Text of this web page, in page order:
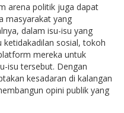
arena politik juga dapat
masyarakat yang
dalam isu-isu yang
ketidakadilan sosial, tokoh
mereka untuk
isu tersebut. Dengan
kesadaran di kalangan
opini publik yang